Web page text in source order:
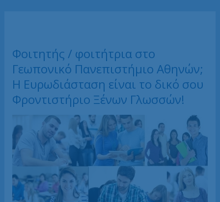
δικό
σου
Φροντιστήριο
Ξένων
Γλωσσών!
Φοιτητής / φοιτήτρια στο
Γεωπονικό Πανεπιστήμιο Αθηνών;
H Ευρωδιάσταση είναι το δικό σου
Φροντιστήριο Ξένων Γλωσσών!